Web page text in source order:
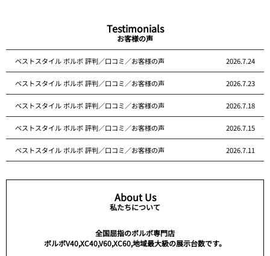
Testimonials
お客様の声
ベストスタイル ボルボ 評判／口コミ／お客様の声 2026.7.24
ベストスタイル ボルボ 評判／口コミ／お客様の声 2026.7.23
ベストスタイル ボルボ 評判／口コミ／お客様の声 2026.7.18
ベストスタイル ボルボ 評判／口コミ／お客様の声 2026.7.15
ベストスタイル ボルボ 評判／口コミ／お客様の声 2026.7.11
About Us
私たちについて
全国屈指のボルボ専門店
ボルボV40,XC40,V60,XC60,地域最大級の展示台数です。